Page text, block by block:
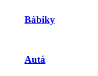
Bábiky
Autá